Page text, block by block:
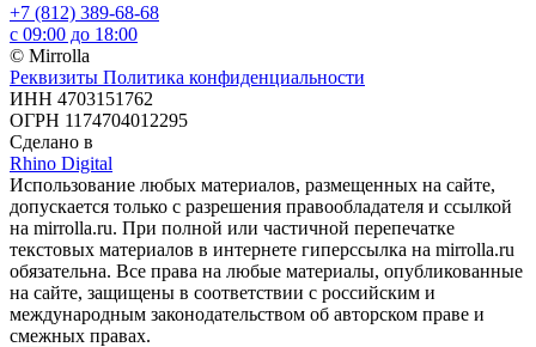
+7 (812) 389-68-68
с 09:00 до 18:00
© Mirrolla
Реквизиты Политика конфиденциальности
ИНН 4703151762
ОГРН 1174704012295
Сделано в
Rhino Digital
Использование любых материалов, размещенных на сайте,
допускается только с разрешения правообладателя и ссылкой
на mirrolla.ru. При полной или частичной перепечатке
текстовых материалов в интернете гиперссылка на mirrolla.ru
обязательна. Все права на любые материалы, опубликованные
на сайте, защищены в соответствии с российским и
международным законодательством об авторском праве и
смежных правах.